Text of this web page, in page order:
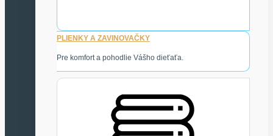
PLIENKY A ZAVINOVAČKY
Pre komfort a pohodlie Vášho dieťaťa.